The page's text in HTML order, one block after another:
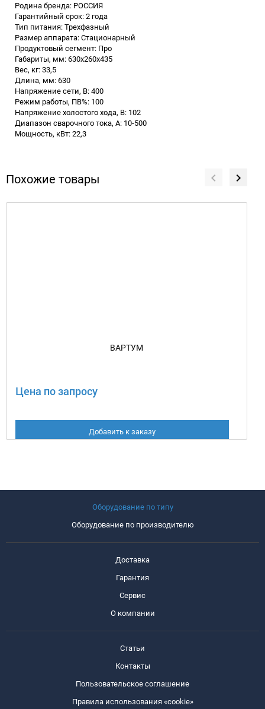
Родина бренда: РОССИЯ
Гарантийный срок: 2 года
Тип питания: Трехфазный
Размер аппарата: Стационарный
Продуктовый сегмент: Про
Габариты, мм: 630x260x435
Вес, кг: 33,5
Длина, мм: 630
Напряжение сети, В: 400
Режим работы, ПВ%: 100
Напряжение холостого хода, В: 102
Диапазон сварочного тока, А: 10-500
Мощность, кВт: 22,3
Похожие товары
ВАРТУМ
Цена по запросу
Добавить к заказу
Оборудование по типу
Оборудование по производителю
Доставка
Гарантия
Сервис
О компании
Статьи
Контакты
Пользовательское соглашение
Правила использования «cookie»